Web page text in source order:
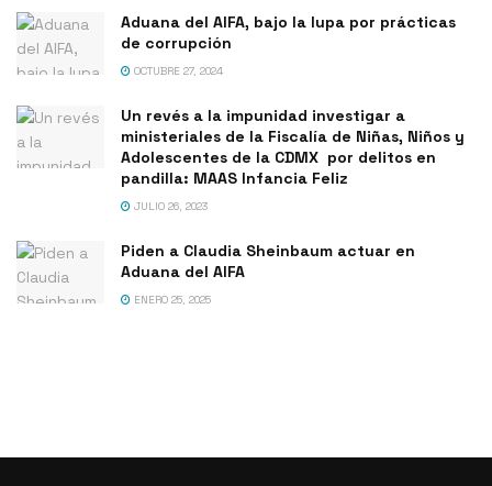
Aduana del AIFA, bajo la lupa por prácticas
de corrupción
OCTUBRE 27, 2024
Un revés a la impunidad investigar a
ministeriales de la Fiscalía de Niñas, Niños y
Adolescentes de la CDMX por delitos en
pandilla: MAAS Infancia Feliz
JULIO 26, 2023
Piden a Claudia Sheinbaum actuar en
Aduana del AIFA
ENERO 25, 2025